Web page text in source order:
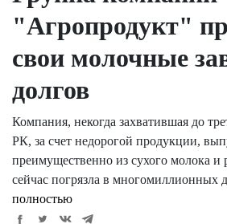
"Агропродукт"
свои молочные
долгов
Компания, некогда захватившая до
РК, за счет недорогой продукции,
преимущественно из сухого молока и
сейчас погрязла в многомиллионных
полностью